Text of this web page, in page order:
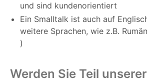
und sind kundenorientiert
Ein Smalltalk ist auch auf
weitere Sprachen, wie z.B.
)
Werden Sie Teil unserer